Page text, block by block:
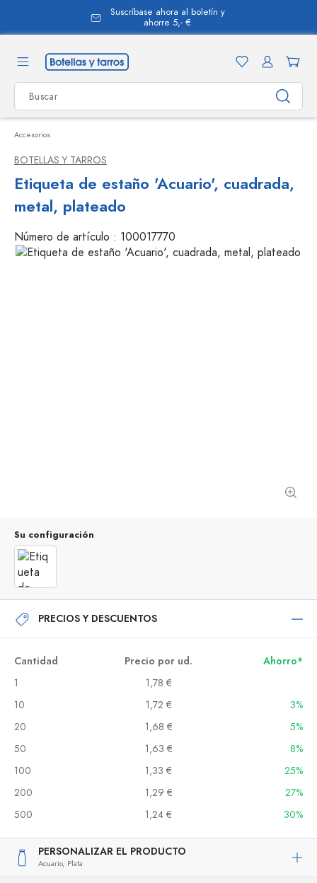
Suscríbase ahora al boletín y
ahorre 5,- €
Accesorios
BOTELLAS Y TARROS
Etiqueta de estaño 'Acuario', cuadrada,
metal, plateado
Número de artículo : 100017770
Su configuración
PRECIOS Y DESCUENTOS
Cantidad Precio por ud.
Ahorro*
1
1,78 €
10
1,72 €
3%
20
1,68 €
5%
50
1,63 €
8%
100
1,33 €
25%
200
1,29 €
27%
500
1,24 € 30%
PERSONALIZAR EL PRODUCTO
Acuario, Plata